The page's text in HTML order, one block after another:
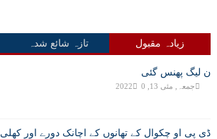
زیادہ مقبول تازہ شائع شدہ
ن لیگ پھنس گئی
جمعہ, مئی 13, 2022 0
ڈی پی او چکوال کے تھانوں کے اچانک دورے اور کھلی